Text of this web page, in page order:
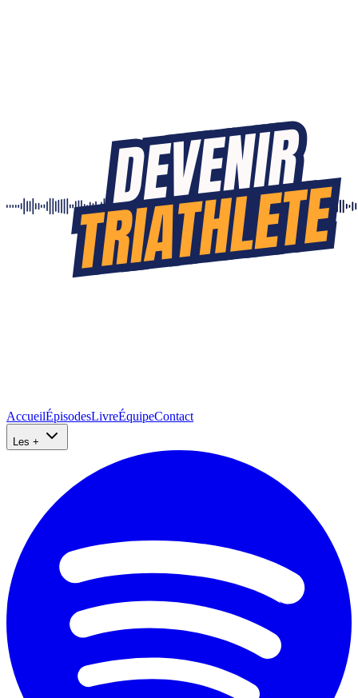
AccueilÉpisodesLivreÉquipeContact
Les +